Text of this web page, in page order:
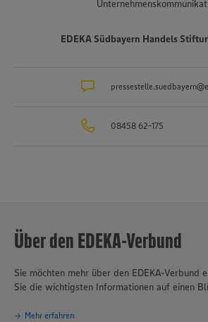
EDEKA Südbayern Handels
08458 62-175
Über den EDEKA-Verbund
Sie möchten mehr über den EDEKA-Verbund
Sie die wichtigsten Informationen auf einen
Mehr erfahren